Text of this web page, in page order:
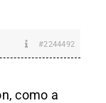
#2244492
como a